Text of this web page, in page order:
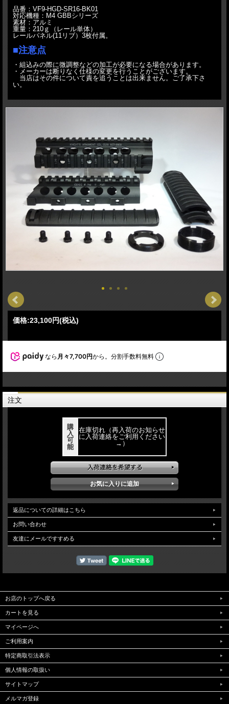
品番：VF9-HGD-SR16-BK01
対応機種：M4 GBBシリーズ
素材：アルミ
重量：210ｇ（レール単体）
レールパネル(11リブ）3枚付属。
■注意点
・組込みの際に微調整などの加工が必要になる場合があります。
・メーカーは断りなく仕様の変更を行うことがございます。
当店はその件について責を追うことは出来ません。ご了承下さ
い。
価格:23,100円(税込)
なら 月々7,700円から。分割手数料無料
注文
購
入
可
能
在庫切れ（再入荷のお知らせ
に入荷連絡をご利用ください
→）
返品についての詳細はこちら
お問い合わせ
友達にメールですすめる
お店のトップへ戻る
カートを見る
マイページへ
ご利用案内
特定商取引法表示
個人情報の取扱い
サイトマップ
メルマガ登録